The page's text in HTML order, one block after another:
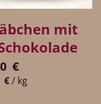
mit
€
€/ kg